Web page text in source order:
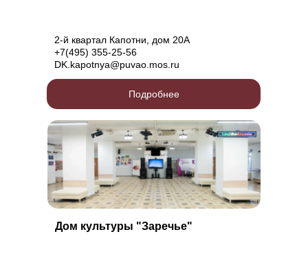
Подробнее
2-й квартал Капотни, дом 20А
+7(495) 355-25-56
DK.kapotnya@puvao.mos.ru
Дом культуры "Заречье"